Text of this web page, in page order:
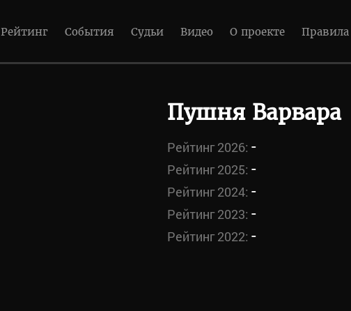
Рейтинг События Судьи Видео О проекте Правила
Пушня Варвара
Рейтинг 2026: -
Рейтинг 2025: -
Рейтинг 2024: -
Рейтинг 2023: -
Рейтинг 2022: -